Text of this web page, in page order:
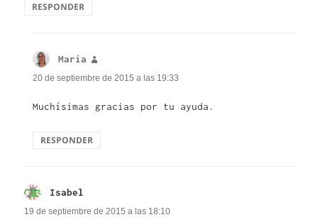
RESPONDER
María
20 de septiembre de 2015 a las 19:33
Muchísimas gracias por tu ayuda.
RESPONDER
Isabel
19 de septiembre de 2015 a las 18:10